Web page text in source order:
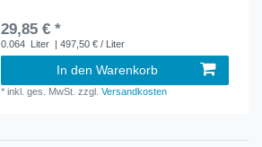
29,85 € *
0.064 Liter | 497,50 € / Liter
In den Warenkorb
*inkl. ges. MwSt. zzgl.Versandkosten